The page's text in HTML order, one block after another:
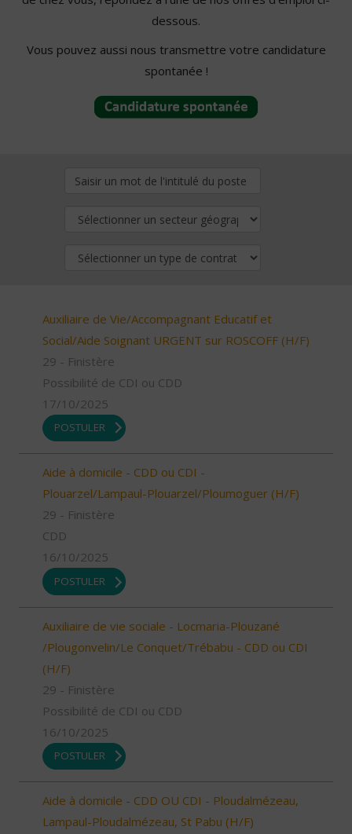
dessous.
Vous pouvez aussi nous transmettre votre candidature
spontanée !
Auxiliaire de Vie/Accompagnant Educatif et
Social/Aide Soignant URGENT sur ROSCOFF (H/F)
29 - Finistère
Possibilité de CDI ou CDD
17/10/2025
POSTULER
Aide à domicile - CDD ou CDI -
Plouarzel/Lampaul-Plouarzel/Ploumoguer (H/F)
29 - Finistère
CDD
16/10/2025
POSTULER
Auxiliaire de vie sociale - Locmaria-Plouzané
/Plougonvelin/Le Conquet/Trébabu - CDD ou CDI
(H/F)
29 - Finistère
Possibilité de CDI ou CDD
16/10/2025
POSTULER
Aide à domicile - CDD OU CDI - Ploudalmézeau,
Lampaul-Ploudalmézeau, St Pabu (H/F)